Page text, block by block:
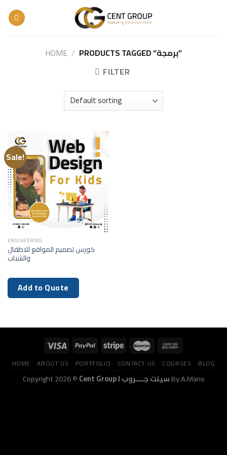
content
HOME /
PRODUCTS TAGGED “برمجة”
FILTER
Sale!
ENGINEERING
كورس تصميم المواقع للاطفال
والشباب
Add to Quote
HOME ABOUT US PORTFOLIO CONTACT US COURSES BLOG
Copyright 2026 © By A.Mario